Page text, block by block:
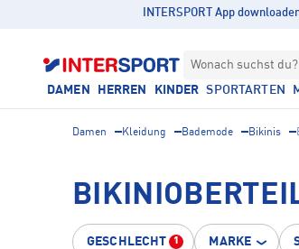
INTERSPORT App
Wonach suchst du?
DAMEN HERREN KINDER SPORTARTEN
Damen Kleidung Bademode Bikinis
GESCHLECHT 1 MARKE